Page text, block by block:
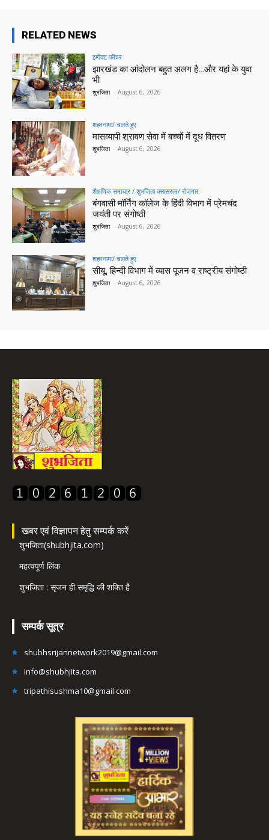
RELATED NEWS
इम्पैक्ट फीचर
झारखंड का आंदोलन बहुत अलग है…और यहां के युवा
भी
शुभजिता - August 6, 2026
शहरनामा/ चलते हुए
मासव्यापी श्रावण सेवा में बच्चों में दूध वितरण
शुभजिता - August 6, 2026
शैक्षणिक समाचार / शुभजिता क्सासरूम/ रोजगार
बंगवासी मॉर्निंग कॉलेज के हिंदी विभाग में प्रेमचंद
जयंती पर संगोष्ठी
शुभजिता - August 6, 2026
शहरनामा/ चलते हुए
सीयू, हिन्दी विभाग में व्यास पूजन व राष्ट्रीय संगोष्ठी
शुभजिता - August 6, 2026
खबर एवं विज्ञापन हेतु सम्पर्क करें
शुभजिता(shubhjita.com)
महत्वपूर्ण लिंक
शुभजिता : सृजन ही समृद्धि की शक्ति है
सम्पर्क सूत्र
shubhsrijannetwork2019@gmail.com
info@shubhjita.com
tripathisushma10@gmail.com